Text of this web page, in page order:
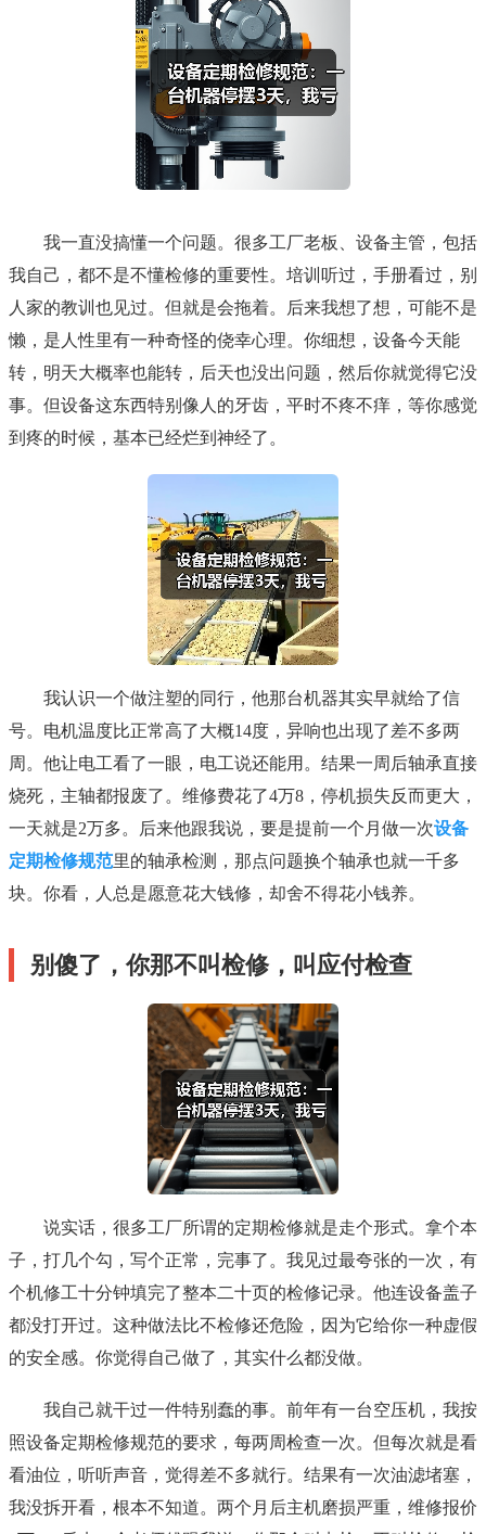
我一直没搞懂一个问题。很多工厂老板、设备主管，包括
我自己，都不是不懂检修的重要性。培训听过，手册看过，别
人家的教训也见过。但就是会拖着。后来我想了想，可能不是
懒，是人性里有一种奇怪的侥幸心理。你细想，设备今天能
转，明天大概率也能转，后天也没出问题，然后你就觉得它没
事。但设备这东西特别像人的牙齿，平时不疼不痒，等你感觉
到疼的时候，基本已经烂到神经了。
我认识一个做注塑的同行，他那台机器其实早就给了信
号。电机温度比正常高了大概14度，异响也出现了差不多两
周。他让电工看了一眼，电工说还能用。结果一周后轴承直接
烧死，主轴都报废了。维修费花了4万8，停机损失反而更大，
一天就是2万多。后来他跟我说，要是提前一个月做一次设备
定期检修规范里的轴承检测，那点问题换个轴承也就一千多
块。你看，人总是愿意花大钱修，却舍不得花小钱养。
别傻了，你那不叫检修，叫应付检查
说实话，很多工厂所谓的定期检修就是走个形式。拿个本
子，打几个勾，写个正常，完事了。我见过最夸张的一次，有
个机修工十分钟填完了整本二十页的检修记录。他连设备盖子
都没打开过。这种做法比不检修还危险，因为它给你一种虚假
的安全感。你觉得自己做了，其实什么都没做。
我自己就干过一件特别蠢的事。前年有一台空压机，我按
照设备定期检修规范的要求，每两周检查一次。但每次就是看
看油位，听听声音，觉得差不多就行。结果有一次油滤堵塞，
我没拆开看，根本不知道。两个月后主机磨损严重，维修报价